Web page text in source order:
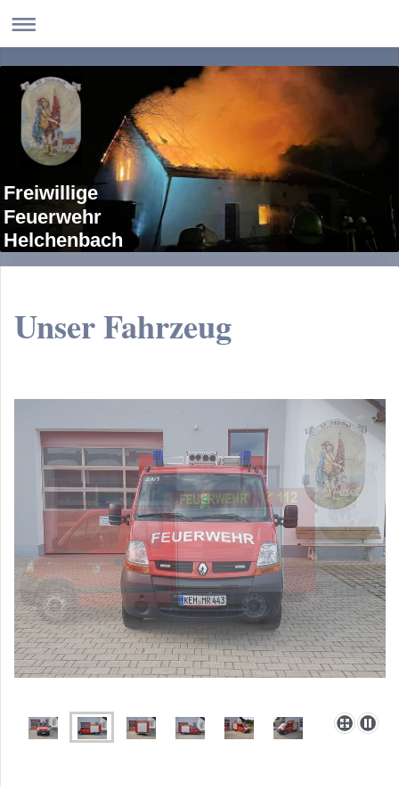
Freiwillige
Feuerwehr
Helchenbach
Unser Fahrzeug